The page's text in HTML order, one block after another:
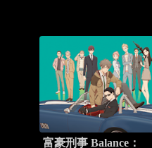
富豪刑事 Balance：